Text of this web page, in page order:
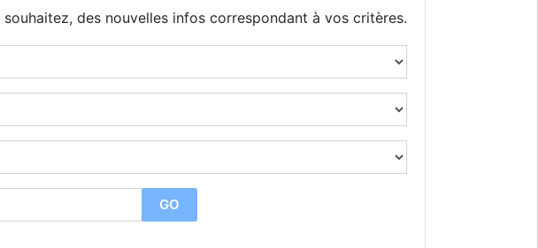
des nouvelles infos correspondant à vos critères.